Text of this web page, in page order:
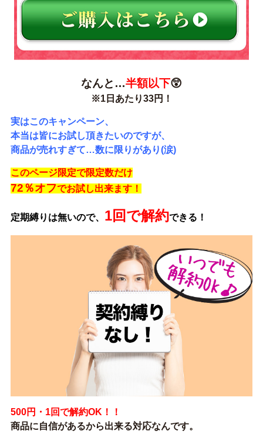
なんと…半額以下😲
※1日あたり33円！
実はこのキャンペーン、
本当は皆にお試し頂きたいのですが、
商品が売れすぎて…数に限りがあり(涙)
このページ限定で限定数だけ
72％オフでお試し出来ます！
定期縛りは無いので、 1回で解約できる！
500円・1回で解約OK！！
商品に自信があるから出来る対応なんです。